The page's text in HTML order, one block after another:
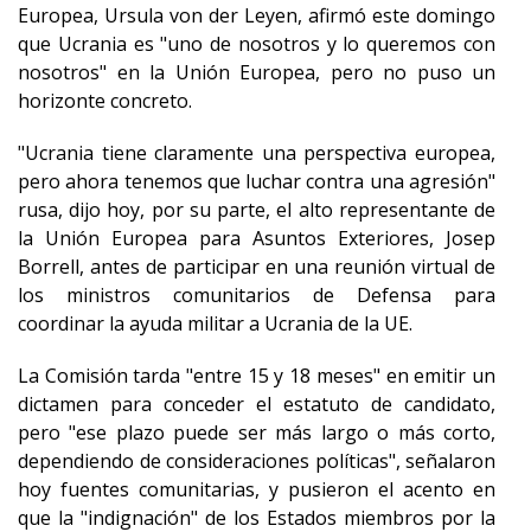
Europea, Ursula von der Leyen, afirmó este domingo
que Ucrania es "uno de nosotros y lo queremos con
nosotros" en la Unión Europea, pero no puso un
horizonte concreto.
"Ucrania tiene claramente una perspectiva europea,
pero ahora tenemos que luchar contra una agresión"
rusa, dijo hoy, por su parte, el alto representante de
la Unión Europea para Asuntos Exteriores, Josep
Borrell, antes de participar en una reunión virtual de
los ministros comunitarios de Defensa para
coordinar la ayuda militar a Ucrania de la UE.
La Comisión tarda "entre 15 y 18 meses" en emitir un
dictamen para conceder el estatuto de candidato,
pero "ese plazo puede ser más largo o más corto,
dependiendo de consideraciones políticas", señalaron
hoy fuentes comunitarias, y pusieron el acento en
que la "indignación" de los Estados miembros por la